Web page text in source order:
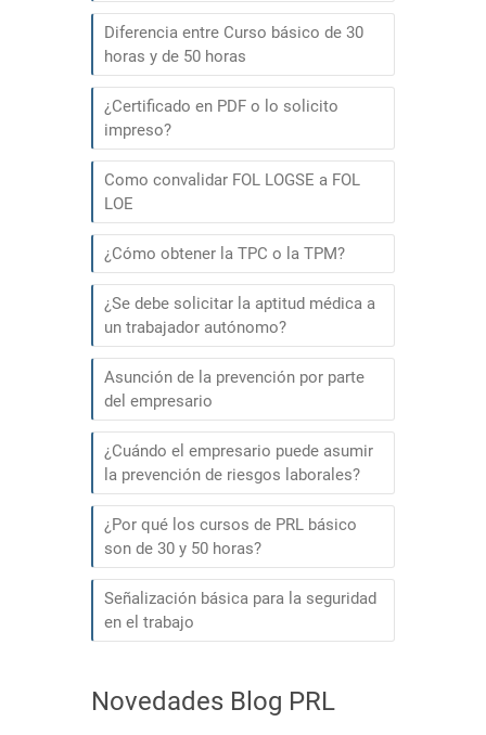
Diferencia entre Curso básico de 30
horas y de 50 horas
¿Certificado en PDF o lo solicito
impreso?
Como convalidar FOL LOGSE a FOL
LOE
¿Cómo obtener la TPC o la TPM?
¿Se debe solicitar la aptitud médica a
un trabajador autónomo?
Asunción de la prevención por parte
del empresario
¿Cuándo el empresario puede asumir
la prevención de riesgos laborales?
¿Por qué los cursos de PRL básico
son de 30 y 50 horas?
Señalización básica para la seguridad
en el trabajo
Novedades Blog PRL